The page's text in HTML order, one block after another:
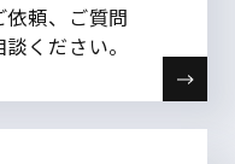
頼、ご質問
ください。